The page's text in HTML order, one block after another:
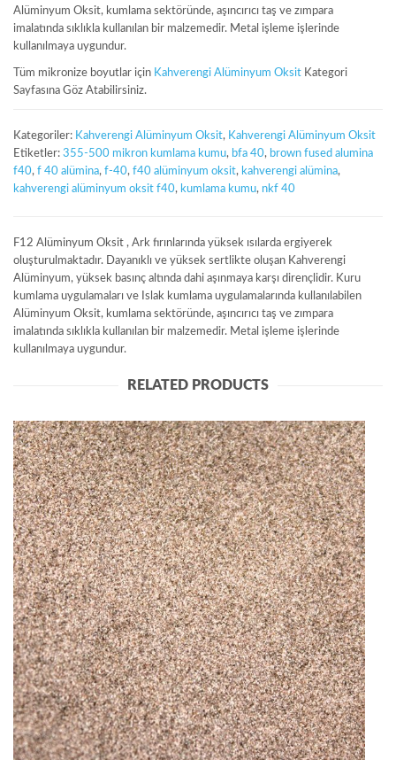
Alüminyum Oksit, kumlama sektöründe, aşıncırıcı taş ve zımpara
imalatında sıklıkla kullanılan bir malzemedir. Metal işleme işlerinde
kullanılmaya uygundur.
Tüm mikronize boyutlar için Kahverengi Alüminyum Oksit Kategori
Sayfasına Göz Atabilirsiniz.
Kategoriler: Kahverengi Alüminyum Oksit, Kahverengi Alüminyum Oksit
Etiketler: 355-500 mikron kumlama kumu, bfa 40, brown fused alumina
f40, f 40 alümina, f-40, f40 alüminyum oksit, kahverengi alümina,
kahverengi alüminyum oksit f40, kumlama kumu, nkf 40
F12 Alüminyum Oksit , Ark fırınlarında yüksek ısılarda ergiyerek
oluşturulmaktadır. Dayanıklı ve yüksek sertlikte oluşan Kahverengi
Alüminyum, yüksek basınç altında dahi aşınmaya karşı dirençlidir. Kuru
kumlama uygulamaları ve Islak kumlama uygulamalarında kullanılabilen
Alüminyum Oksit, kumlama sektöründe, aşıncırıcı taş ve zımpara
imalatında sıklıkla kullanılan bir malzemedir. Metal işleme işlerinde
kullanılmaya uygundur.
RELATED PRODUCTS